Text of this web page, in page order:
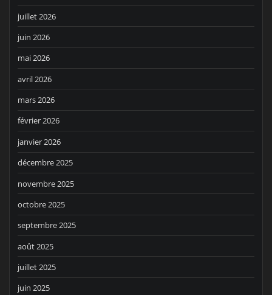
juillet 2026
juin 2026
mai 2026
avril 2026
mars 2026
février 2026
janvier 2026
décembre 2025
novembre 2025
octobre 2025
septembre 2025
août 2025
juillet 2025
juin 2025